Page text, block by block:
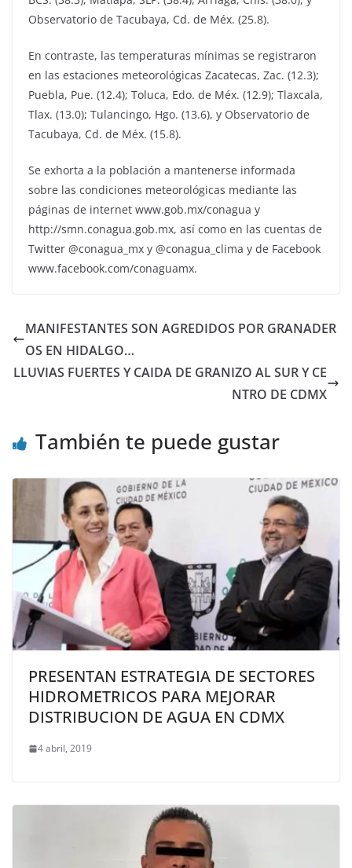
Observatorio de Tacubaya, Cd. de Méx. (25.8).
En contraste, las temperaturas mínimas se registraron
en las estaciones meteorológicas Zacatecas, Zac. (12.3);
Puebla, Pue. (12.4); Toluca, Edo. de Méx. (12.9); Tlaxcala,
Tlax. (13.0); Tulancingo, Hgo. (13.6), y Observatorio de
Tacubaya, Cd. de Méx. (15.8).
Se exhorta a la población a mantenerse informada
sobre las condiciones meteorológicas mediante las
páginas de internet www.gob.mx/conagua y
http://smn.conagua.gob.mx, así como en las cuentas de
Twitter @conagua_mx y @conagua_clima y de Facebook
www.facebook.com/conaguamx.
MANIFESTANTES SON AGREDIDOS POR GRANADER
OS EN HIDALGO…
LLUVIAS FUERTES Y CAIDA DE GRANIZO AL SUR Y CE
NTRO DE CDMX
También te puede gustar
PRESENTAN ESTRATEGIA DE SECTORES
HIDROMETRICOS PARA MEJORAR
DISTRIBUCION DE AGUA EN CDMX
4 abril, 2019